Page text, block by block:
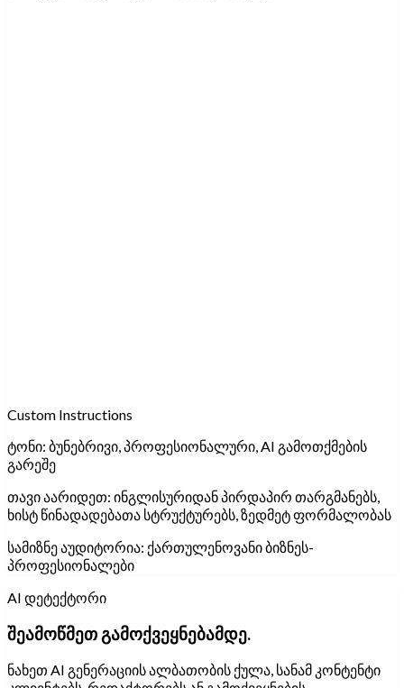
Custom Instructions
ტონი: ბუნებრივი, პროფესიონალური, AI გამოთქმების
გარეშე
თავი აარიდეთ: ინგლისურიდან პირდაპირ თარგმანებს,
ხისტ წინადადებათა სტრუქტურებს, ზედმეტ ფორმალობას
სამიზნე აუდიტორია: ქართულენოვანი ბიზნეს-
პროფესიონალები
AI დეტექტორი
შეამოწმეთ გამოქვეყნებამდე.
ნახეთ AI გენერაციის ალბათობის ქულა, სანამ კონტენტი